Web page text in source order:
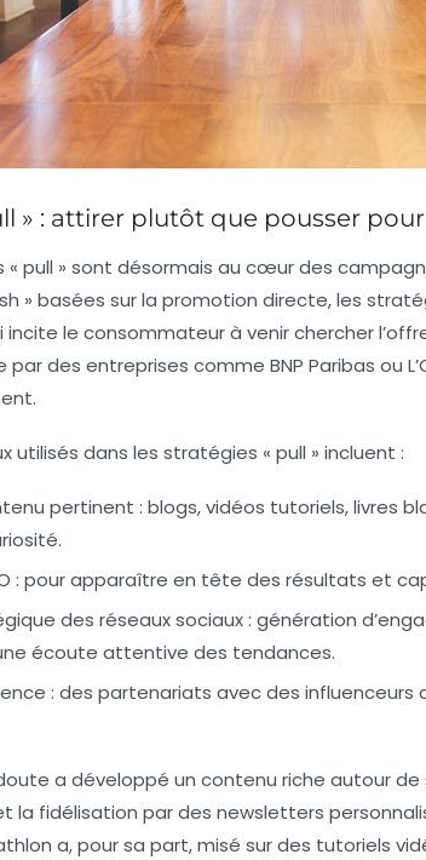
» : attirer plutôt que pousser
« pull » sont désormais au cœur des
» basées sur la promotion directe, les
le consommateur à venir chercher
des entreprises comme BNP Paribas ou
utilisés dans les stratégies « pull » incluent :
pertinent : blogs, vidéos tutoriels, livres
: pour apparaître en tête des résultats et
des réseaux sociaux : génération
écoute attentive des tendances.
: des partenariats avec des
a développé un contenu riche autour
la fidélisation par des newsletters
a, pour sa part, misé sur des tutoriels